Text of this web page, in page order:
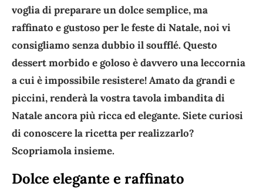
voglia di preparare un dolce semplice, ma
raffinato e gustoso per le feste di Natale, noi vi
consigliamo senza dubbio il soufflé. Questo
dessert morbido e goloso è davvero una leccornia
a cui è impossibile resistere! Amato da grandi e
piccini, renderà la vostra tavola imbandita di
Natale ancora più ricca ed elegante. Siete curiosi
di conoscere la ricetta per realizzarlo?
Scopriamola insieme.
Dolce elegante e raffinato